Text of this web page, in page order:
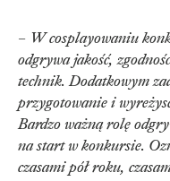
– W cosplayowaniu
odgrywa jakość,
technik. Dodatkowym
przygotowanie i
Bardzo ważną rolę
na start w konkursie.
czasami pół roku,